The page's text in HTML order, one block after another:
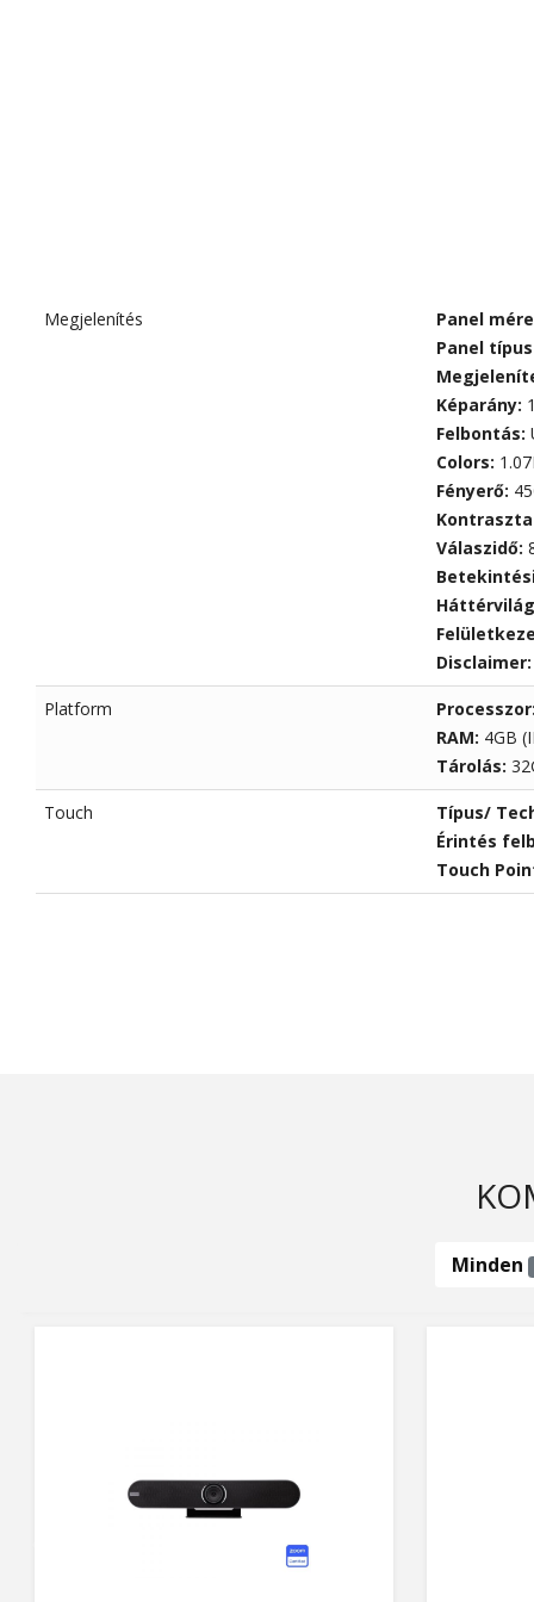
Megjelenítés
Panel
Panel
Képarány:
Felbontás:
Colors:
Fényerő:
Válaszidő:
Platform
RAM: 4GB
Tárolás:
Touch
Típus/
Érintés
Touch
Minden